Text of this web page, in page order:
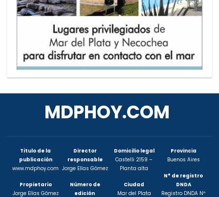
MDPHOY.COM
Titulo de la
publicación
www.mdphoy.com
Propietario
Jorge Elías Gómez
Director
responsable
Jorge Elías Gómez
Número de
edición
Domicilio legal
Castelli 2159 –
Planta alta
Ciudad
Mar del Plata
Provincia
Buenos Aires
N° de registro
DNDA
Registro DNDA Nº